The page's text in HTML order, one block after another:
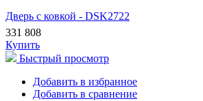
Дверь с ковкой - DSK2722
331 808
Купить
Быстрый просмотр
Добавить в избранное
Добавить в сравнение